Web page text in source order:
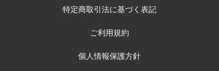
特定商取引法に基づく表記
ご利用規約
個人情報保護方針